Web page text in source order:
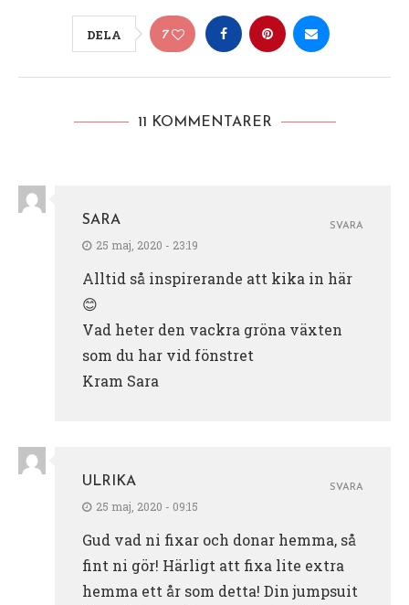
DELA 7
11 KOMMENTARER
SARA
25 maj, 2020 - 23:19
Alltid så inspirerande att kika in här
😊
Vad heter den vackra gröna växten
som du har vid fönstret
Kram Sara
SVARA
ULRIKA
25 maj, 2020 - 09:15
Gud vad ni fixar och donar hemma, så
fint ni gör! Härligt att fixa lite extra
hemma ett år som detta! Din jumpsuit
SVARA